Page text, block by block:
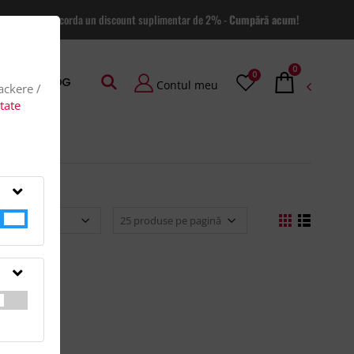
va putem acorda un discount suplimentar de 2% -Cumpără acum!
BLOG Contul meu
0 0
/